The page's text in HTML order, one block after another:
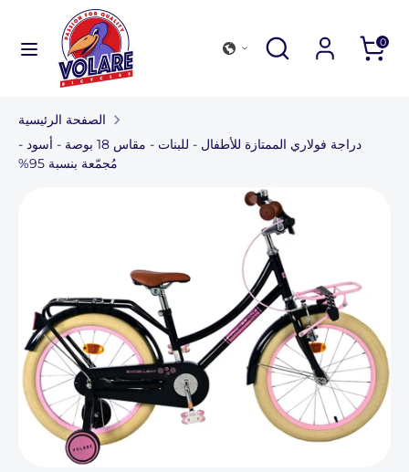
يطلب يطلب تصفح
متجرنا
إغلاق
0
يطلبتصفح
مجموعة دراجات هوائية
للشركات
الصفحة الرئيسية
دراجة فولاري الممتازة للأطفال - للبنات - مقاس 18 بوصة - أسود -
مُجمّعة بنسبة 95%